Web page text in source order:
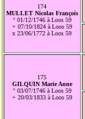
174
MULLET Nicolas François
° 01/12/1746 à Loos 59
+ 07/10/1824 à Loos 59
x 23/06/1772 à Loos 59
175
GILQUIN Marie Anne
° 03/07/1746 à Loos 59
+ 20/03/1833 à Loos 59